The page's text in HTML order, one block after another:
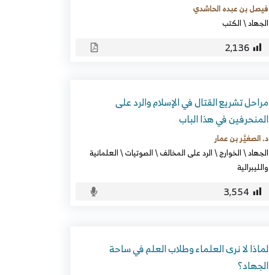
فيصل بن عبده الحاشدي
الجهاد\الكتب
2٬136
مراحل تشريع القتال في الإسلام والرد على
المنحرفين في هذا الباب
د. الصغيَّر بن عمار
الجهاد\الخوارج\الرد على المخالف\الصوتيات\العلمانية
والليبرالية
3٬554
لماذا لا نرى العلماء وطلاب العلم في ساحة
الجهاد؟